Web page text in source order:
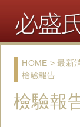
檢驗報
HOME > 最新
檢驗報告